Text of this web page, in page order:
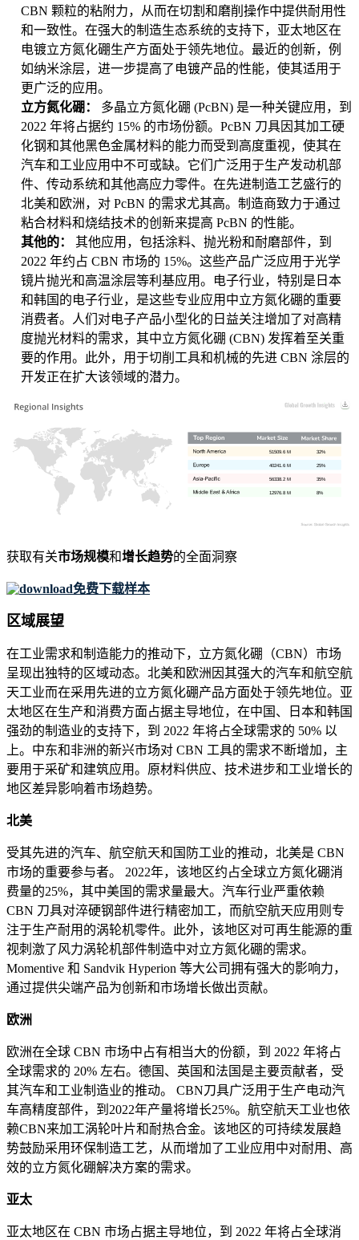
CBN 颗粒的粘附力，从而在切割和磨削操作中提供耐用性
和一致性。在强大的制造生态系统的支持下，亚太地区在
电镀立方氮化硼生产方面处于领先地位。最近的创新，例
如纳米涂层，进一步提高了电镀产品的性能，使其适用于
更广泛的应用。
立方氮化硼： 多晶立方氮化硼 (PcBN) 是一种关键应用，到
2022 年将占据约 15% 的市场份额。PcBN 刀具因其加工硬
化钢和其他黑色金属材料的能力而受到高度重视，使其在
汽车和工业应用中不可或缺。它们广泛用于生产发动机部
件、传动系统和其他高应力零件。在先进制造工艺盛行的
北美和欧洲，对 PcBN 的需求尤其高。制造商致力于通过
粘合材料和烧结技术的创新来提高 PcBN 的性能。
其他的： 其他应用，包括涂料、抛光粉和耐磨部件，到
2022 年约占 CBN 市场的 15%。这些产品广泛应用于光学
镜片抛光和高温涂层等利基应用。电子行业，特别是日本
和韩国的电子行业，是这些专业应用中立方氮化硼的重要
消费者。人们对电子产品小型化的日益关注增加了对高精
度抛光材料的需求，其中立方氮化硼 (CBN) 发挥着至关重
要的作用。此外，用于切削工具和机械的先进 CBN 涂层的
开发正在扩大该领域的潜力。
8%
12976.8 M
35%
56338.2 M
25%
40241.6 M
32%
51509.6 M
获取有关市场规模和增长趋势的全面洞察
免费下载样本
区域展望
在工业需求和制造能力的推动下，立方氮化硼（CBN）市场
呈现出独特的区域动态。北美和欧洲因其强大的汽车和航空航
天工业而在采用先进的立方氮化硼产品方面处于领先地位。亚
太地区在生产和消费方面占据主导地位，在中国、日本和韩国
强劲的制造业的支持下，到 2022 年将占全球需求的 50% 以
上。中东和非洲的新兴市场对 CBN 工具的需求不断增加，主
要用于采矿和建筑应用。原材料供应、技术进步和工业增长的
地区差异影响着市场趋势。
北美
受其先进的汽车、航空航天和国防工业的推动，北美是 CBN
市场的重要参与者。 2022年，该地区约占全球立方氮化硼消
费量的25%，其中美国的需求量最大。汽车行业严重依赖
CBN 刀具对淬硬钢部件进行精密加工，而航空航天应用则专
注于生产耐用的涡轮机零件。此外，该地区对可再生能源的重
视刺激了风力涡轮机部件制造中对立方氮化硼的需求。
Momentive 和 Sandvik Hyperion 等大公司拥有强大的影响力，
通过提供尖端产品为创新和市场增长做出贡献。
欧洲
欧洲在全球 CBN 市场中占有相当大的份额，到 2022 年将占
全球需求的 20% 左右。德国、英国和法国是主要贡献者，受
其汽车和工业制造业的推动。 CBN刀具广泛用于生产电动汽
车高精度部件，到2022年产量将增长25%。航空航天工业也依
赖CBN来加工涡轮叶片和耐热合金。该地区的可持续发展趋
势鼓励采用环保制造工艺，从而增加了工业应用中对耐用、高
效的立方氮化硼解决方案的需求。
亚太
亚太地区在 CBN 市场占据主导地位，到 2022 年将占全球消